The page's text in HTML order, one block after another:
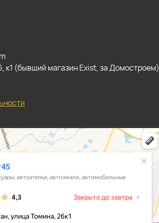
к1 (бывший магазин Exist, за Домостроем)